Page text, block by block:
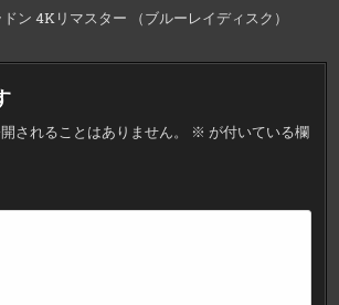
ン 4Kリマスター （ブルーレイディスク）
されることはありません。 ※ が付いている欄